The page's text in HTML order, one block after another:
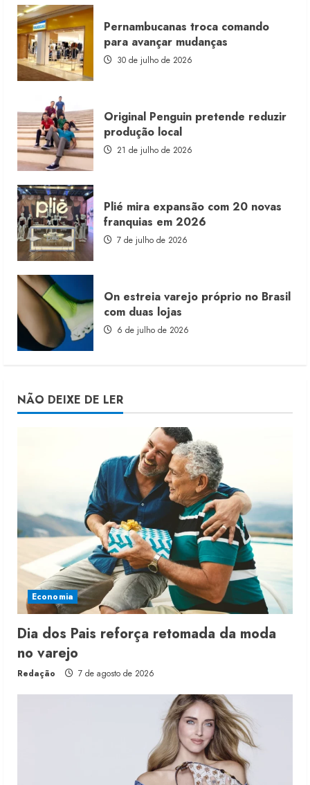
Morena
Rosa
lança
franquia
com
estoque
consignado
Pernambucanas troca comando
para avançar mudanças
30 de julho de 2026
Original Penguin pretende reduzir
produção local
21 de julho de 2026
Plié mira expansão com 20 novas
franquias em 2026
7 de julho de 2026
On estreia varejo próprio no Brasil
com duas lojas
6 de julho de 2026
NÃO DEIXE DE LER
Economia
Dia dos Pais reforça retomada da moda
no varejo
Redação 7 de agosto de 2026